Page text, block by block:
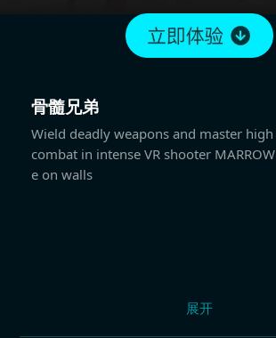
骨髓兄弟
Wield deadly weapons and master
combat in intense VR shooter
e on walls
展开